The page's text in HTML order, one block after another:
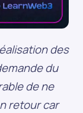
des
du
de ne
retour car